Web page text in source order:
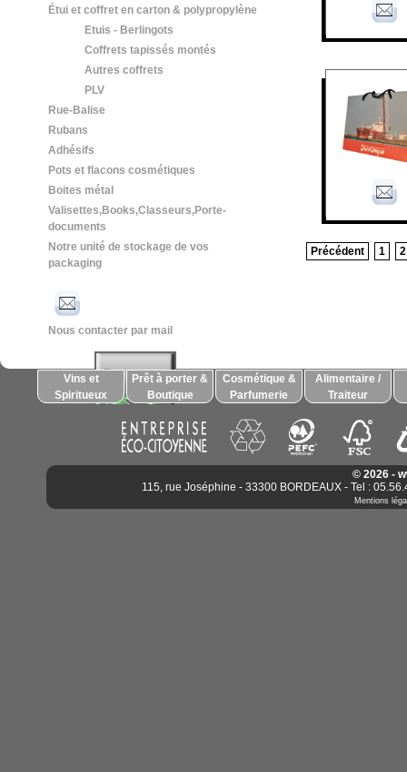
Étui et coffret en carton & polypropylène
Etuis - Berlingots
Coffrets tapissés montés
Autres coffrets
PLV
Rue-Balise
Rubans
Adhésifs
Pots et flacons cosmétiques
Boites métal
Valisettes,Books,Classeurs,Porte-
documents
Notre unité de stockage de vos
packaging
Nous contacter par mail
Précédent 1 2
Vins et
Spiritueux
Prêt à porter &
Boutique
Cosmétique &
Parfumerie
Alimentaire /
Traiteur
© 2026 -
115, rue Joséphine - 33300 BORDEAUX - Tel :
Mentions